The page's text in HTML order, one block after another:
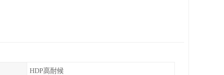
HDP高耐候